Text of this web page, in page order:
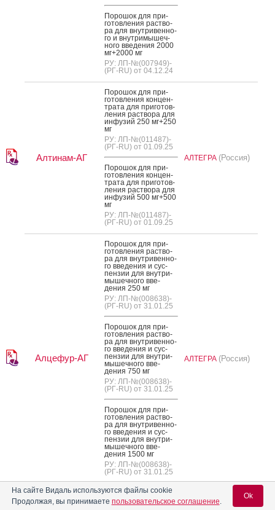
По­рошок для при­
готов­ле­ния рас­тво­
ра для внут­ри­вен­но­
го и внут­ри­мышеч­
но­го вве­дения 2000
мг+2000 мг
РУ: ЛП-№(007949)-
(РГ-RU) от 04.12.24
Алтинам-АГ
По­рошок для при­
готов­ле­ния кон­цен­
тра­та для при­готов­
ле­ния рас­тво­ра для
ин­фу­зий 250 мг+250
мг
РУ: ЛП-№(011487)-
(РГ-RU) от 01.09.25
По­рошок для при­
готов­ле­ния кон­цен­
тра­та для при­готов­
ле­ния рас­тво­ра для
ин­фу­зий 500 мг+500
мг
РУ: ЛП-№(011487)-
(РГ-RU) от 01.09.25
АЛТЕГРА (Россия)
Алцефур-АГ
По­рошок для при­
готов­ле­ния рас­тво­
ра для внут­ри­вен­но­
го вве­дения и сус­
пензии для внут­ри­
мышеч­но­го вве­
дения 250 мг
РУ: ЛП-№(008638)-
(РГ-RU) от 31.01.25
По­рошок для при­
готов­ле­ния рас­тво­
ра для внут­ри­вен­но­
го вве­дения и сус­
пензии для внут­ри­
мышеч­но­го вве­
дения 750 мг
РУ: ЛП-№(008638)-
(РГ-RU) от 31.01.25
По­рошок для при­
готов­ле­ния рас­тво­
ра для внут­ри­вен­но­
го вве­дения и сус­
пензии для внут­ри­
мышеч­но­го вве­
дения 1500 мг
РУ: ЛП-№(008638)-
(РГ-RU) от 31.01.25
АЛТЕГРА (Россия)
По­рошок для при­
готов­ле­ния рас­тво­
ра для внут­ри­вен­но­
На сайте Видаль используются файлы cookie
Продолжая, вы принимаете пользовательское соглашение.
Ok